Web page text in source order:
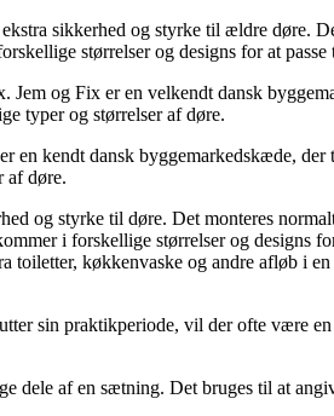
sikkerhed og styrke til ældre døre.
størrelser og designs for at
og Fix er en velkendt dansk
typer og størrelser af døre.
kendt dansk byggemarkedskæde,
af døre.
og styrke til døre. Det monteres
i forskellige størrelser og designs
toiletter, køkkenvaske og andre afløb i
sin praktikperiode, vil der ofte være
dele af en sætning. Det bruges til at